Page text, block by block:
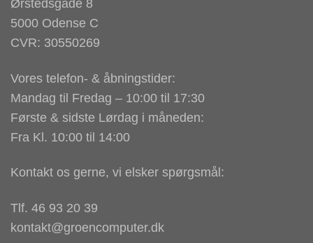
Ørstedsgade 8
5000 Odense C
CVR: 30550269
Vores telefon- & åbningstider:
Mandag til Fredag – 10:00 til 17:30
Første & sidste Lørdag i måneden:
Fra Kl. 10:00 til 14:00
Kontakt os gerne, vi elsker spørgsmål:
Tlf. 46 93 20 39
kontakt@groencomputer.dk